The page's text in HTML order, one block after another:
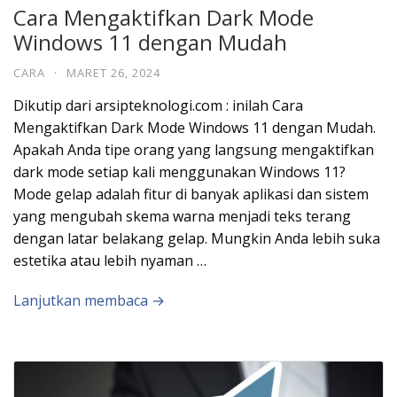
Cara Mengaktifkan Dark Mode
Windows 11 dengan Mudah
CARA · MARET 26, 2024
Dikutip dari arsipteknologi.com : inilah Cara
Mengaktifkan Dark Mode Windows 11 dengan Mudah.
Apakah Anda tipe orang yang langsung mengaktifkan
dark mode setiap kali menggunakan Windows 11?
Mode gelap adalah fitur di banyak aplikasi dan sistem
yang mengubah skema warna menjadi teks terang
dengan latar belakang gelap. Mungkin Anda lebih suka
estetika atau lebih nyaman …
Lanjutkan membaca →